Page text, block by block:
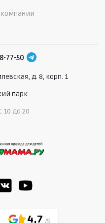
77-50
д. 8, корп. 1
парк
10 до 20
4,7